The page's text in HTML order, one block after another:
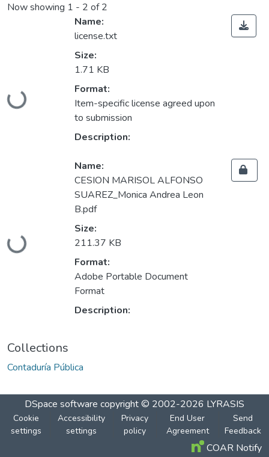
Now showing 1 - 2 of 2
Loading...
Name:
license.txt
Size:
1.71 KB
Format:
Item-specific license agreed upon
to submission
Description:
Loading...
Name:
CESION MARISOL ALFONSO
SUAREZ_Monica Andrea Leon
B.pdf
Size:
211.37 KB
Format:
Adobe Portable Document
Format
Description:
Collections
Contaduría Pública
DSpace software copyright © 2002-2026 LYRASIS
Cookie
settings
Accessibility
settings
Privacy
policy
End User
Agreement
Send
Feedback
COAR Notify